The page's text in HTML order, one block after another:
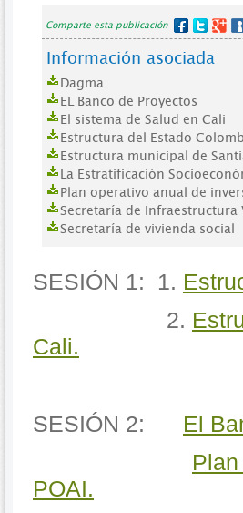
Comparte esta publicación
Información asociada
Dagma
EL Banco de Proyectos
El sistema de Salud en Cali
Estructura del Estado
Estructura municipal de
La Estratificación
Plan operativo anual de
Secretaría de Infraestructura
Secretaría de vivienda social
SESIÓN 1: 1.
2.
Cali.
SESIÓN 2: El
POAI.